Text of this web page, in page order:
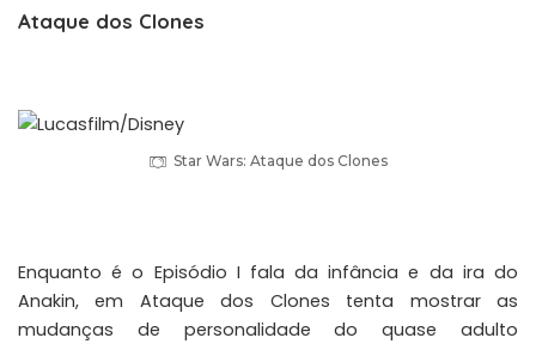
Ataque dos Clones
Star Wars: Ataque dos Clones
Enquanto é o Episódio I fala da infância e da ira do
Anakin, em Ataque dos Clones tenta mostrar as
mudanças de personalidade do quase adulto